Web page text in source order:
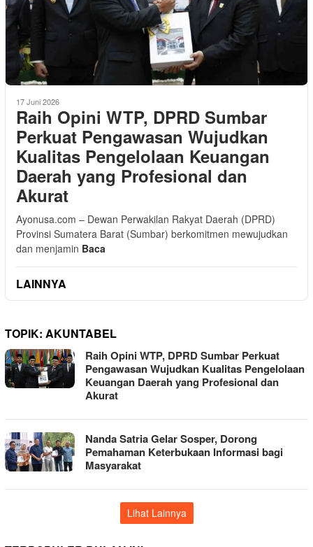
17 Juni 2026
Raih Opini WTP, DPRD Sumbar
Perkuat Pengawasan Wujudkan
Kualitas Pengelolaan Keuangan
Daerah yang Profesional dan
Akurat
Ayonusa.com – Dewan Perwakilan Rakyat Daerah (DPRD)
Provinsi Sumatera Barat (Sumbar) berkomitmen mewujudkan
dan menjamin Baca
LAINNYA
TOPIK: AKUNTABEL
Raih Opini WTP, DPRD Sumbar Perkuat
Pengawasan Wujudkan Kualitas Pengelolaan
Keuangan Daerah yang Profesional dan
Akurat
Nanda Satria Gelar Sosper, Dorong
Pemahaman Keterbukaan Informasi bagi
Masyarakat
Lihat Lainnya